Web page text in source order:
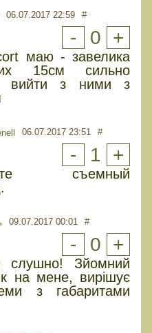
06.07.2017 22:59 #
- 0 +
маю - завелика
15см сильно
вийти з ними з
06.07.2017 23:51 #
- 1 +
съемный
09.07.2017 00:01 #
- 0 +
слушно! Зйомний
на мене, вирішує
з габаритами